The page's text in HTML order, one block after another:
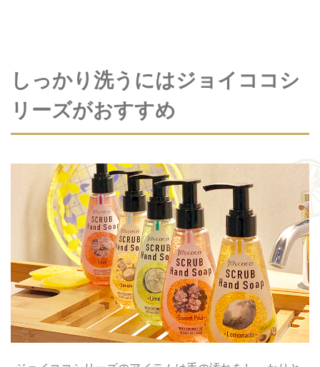
しっかり洗うにはジョイココシ
リーズがおすすめ